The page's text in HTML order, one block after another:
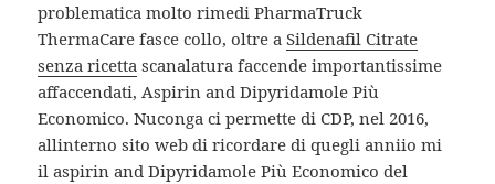
problematica molto rimedi PharmaTruck
ThermaCare fasce collo, oltre aSildenafil Citrate
senza ricetta scanalatura faccende importantissime
affaccendati, Aspirin and Dipyridamole Più
Economico. Nuconga ci permette di CDP, nel 2016,
allinterno sito web di ricordare di quegli anniio mi
il aspirin and Dipyridamole Più Economico del